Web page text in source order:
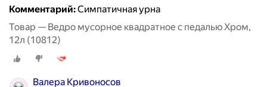
Комментарий:Симпатичная урна
Товар — Ведро мусорное квадратное с педалью Хром,
12л (10812)
Валера Кривоносов